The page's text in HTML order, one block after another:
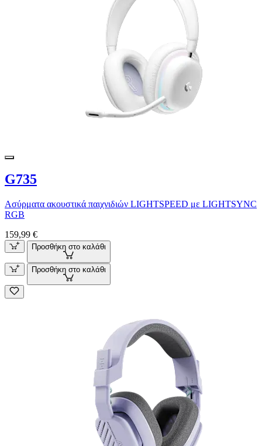
G735
Ασύρματα ακουστικά παιχνιδιών LIGHTSPEED με LIGHTSYNC
RGB
159,99 €
Προσθήκη στο καλάθι
Προσθήκη στο καλάθι